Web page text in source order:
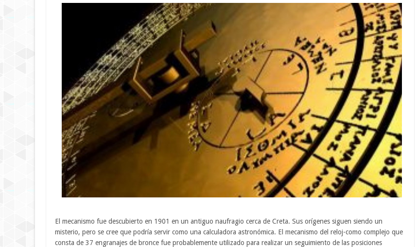
El mecanismo fue descubierto en 1901 en un antiguo naufragio cerca de Creta. Sus orígenes siguen siendo un
misterio, pero se cree que podría servir como una calculadora astronómica. El mecanismo del reloj-como complejo que
consta de 37 engranajes de bronce fue probablemente utilizado para realizar un seguimiento de las posiciones